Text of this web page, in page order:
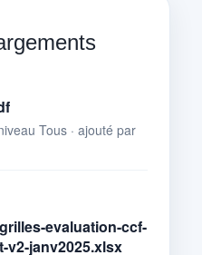
Tous · ajouté par
evaluation-ccf-
v2-janv2025.xlsx